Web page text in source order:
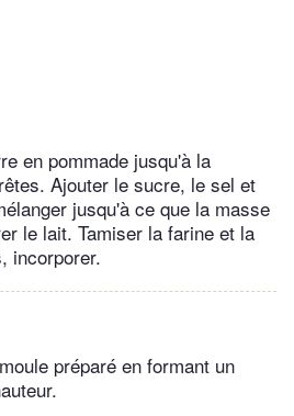
en pommade jusqu'à la
Ajouter le sucre, le sel et
jusqu'à ce que la masse
le lait. Tamiser la farine et la
incorporer.
préparé en formant un